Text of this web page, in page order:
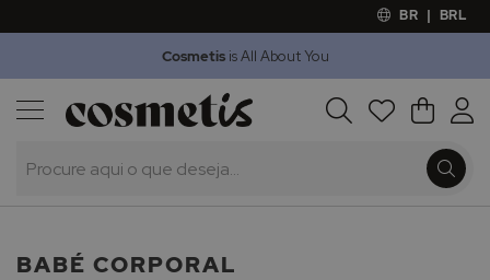
BR | BRL
Cosmetisis All About You
Procura O Meu
Outlet
BABÉ CORPORAL